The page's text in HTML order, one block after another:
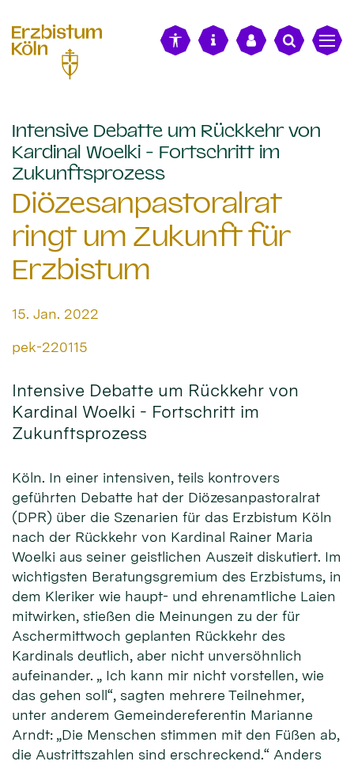
Intensive Debatte um Rückkehr von
Kardinal Woelki - Fortschritt im
Zukunftsprozess:
Diözesanpastoralrat
ringt um Zukunft für
Erzbistum
Datum:
15. Jan. 2022
Von:
pek-220115
Intensive Debatte um Rückkehr von
Kardinal Woelki - Fortschritt im
Zukunftsprozess
Köln. In einer intensiven, teils kontrovers
geführten Debatte hat der Diözesanpastoralrat
(DPR) über die Szenarien für das Erzbistum Köln
nach der Rückkehr von Kardinal Rainer Maria
Woelki aus seiner geistlichen Auszeit diskutiert. Im
wichtigsten Beratungsgremium des Erzbistums, in
dem Kleriker wie haupt- und ehrenamtliche Laien
mitwirken, stießen die Meinungen zu der für
Aschermittwoch geplanten Rückkehr des
Kardinals deutlich, aber nicht unversöhnlich
aufeinander. „ Ich kann mir nicht vorstellen, wie
das gehen soll“, sagten mehrere Teilnehmer,
unter anderem Gemeindereferentin Marianne
Arndt: „Die Menschen stimmen mit den Füßen ab,
die Austrittszahlen sind erschreckend.“ Anders